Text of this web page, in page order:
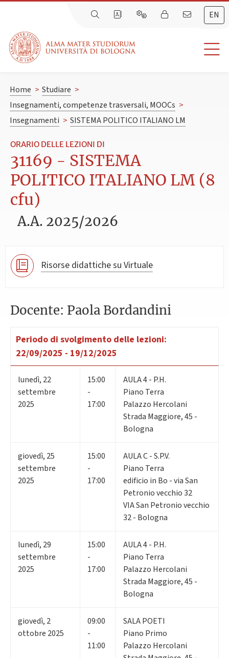
EN
Home > Studiare >
Insegnamenti, competenze trasversali, MOOCs >
Insegnamenti > SISTEMA POLITICO ITALIANO LM
ORARIO DELLE LEZIONI DI
31169 - SISTEMA
POLITICO ITALIANO LM (8
cfu)
A.A. 2025/2026
Risorse didattiche su Virtuale
Docente: Paola Bordandini
Periodo di svolgimento delle lezioni:
22/09/2025 - 19/12/2025
lunedì, 22
settembre
2025
15:00
-
17:00
AULA 4 - P.H.
Piano Terra
Palazzo Hercolani
Strada Maggiore, 45 -
Bologna
giovedì, 25
settembre
2025
15:00
-
17:00
AULA C - S.P.V.
Piano Terra
edificio in Bo - via San
Petronio vecchio 32
VIA San Petronio vecchio
32 - Bologna
lunedì, 29
settembre
2025
15:00
-
17:00
AULA 4 - P.H.
Piano Terra
Palazzo Hercolani
Strada Maggiore, 45 -
Bologna
giovedì, 2
ottobre 2025
09:00
-
11:00
SALA POETI
Piano Primo
Palazzo Hercolani